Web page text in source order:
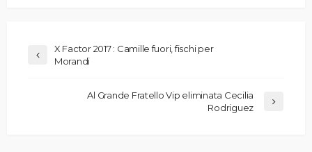
X Factor 2017 : Camille fuori, fischi per
Morandi
Al Grande Fratello Vip eliminata Cecilia
Rodriguez